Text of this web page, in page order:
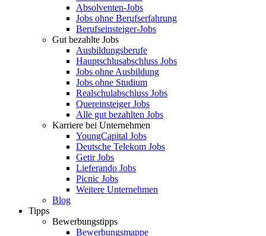
Absolventen-Jobs
Jobs ohne Berufserfahrung
Berufseinsteiger-Jobs
Gut bezahlte Jobs
Ausbildungsberufe
Hauptschlusabschluss Jobs
Jobs ohne Ausbildung
Jobs ohne Studium
Realschulabschluss Jobs
Quereinsteiger Jobs
Alle gut bezahlten Jobs
Karriere bei Unternehmen
YoungCapital Jobs
Deutsche Telekom Jobs
Getir Jobs
Lieferando Jobs
Picnic Jobs
Weitere Unternehmen
Blog
Tipps
Bewerbungstipps
Bewerbungsmappe